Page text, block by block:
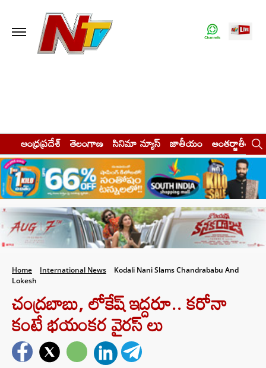
ఆంధ్రప్రదేశ్ తెలంగాణ సినిమా న్యూస్ జాతీయం అంతర్జాతీయం
Home International News
Kodali Nani Slams Chandrababu And
Lokesh
చంద్రబాబు, లోకేష్ ఇద్దరూ.. కరోనా
కంటే భయంకర వైరస్ లు